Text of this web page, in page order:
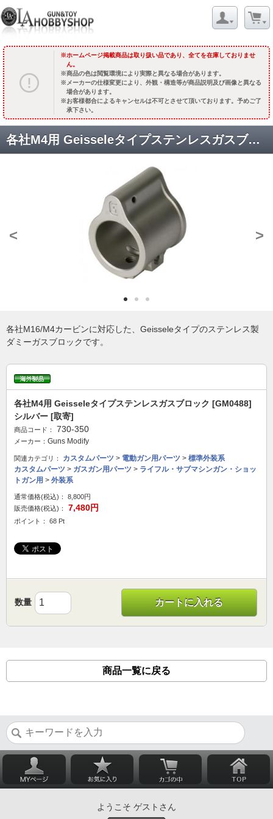
ホームページ掲載商品は取り扱い品であり、全てを在庫しておりませ
ん。
商品の色は閲覧環境により実際と異なる場合があります。
メーカーの仕様変更により、外観・構造等が商品説明及び画像と異なる
場合があります。
お客様都合によるキャンセルは不可とさせて頂いております。予めご了
承下さい。
各社M4用 Geisseleタイプステンレスガスブロック [GM0488] シルバー [取寄]
< >
各社M16/M4カービンに対応した、Geisseleタイプのステンレス製
ダミーガスブロックです。
各社M4用 Geisseleタイプステンレスガスブロック [GM0488]
シルバー [取寄]
商品コード： 730-350
メーカー： Guns Modify
関連カテゴリ： カスタムパーツ > 電動ガン用パーツ > 標準外装系
カスタムパーツ > ガスガン用パーツ > ライフル・サブマシンガン・ショッ
トガン用 > 外装系
通常価格(税込)：
8,800円
販売価格(税込)：
7,480円
ポイント： 68 Pt
数量 カートに入れる
商品一覧に戻る
ようこそ ゲストさん